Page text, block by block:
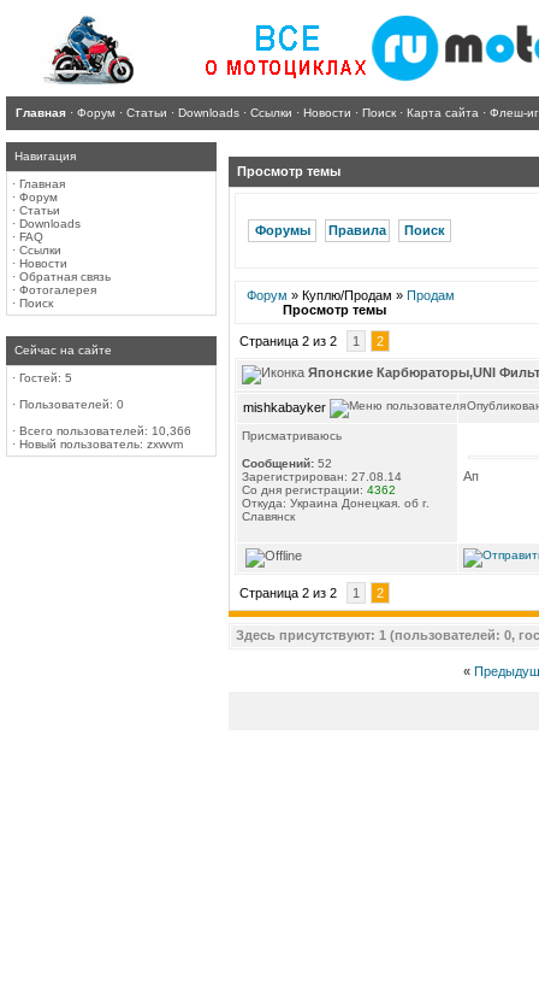
Главная · Форум · Статьи · Downloads · Ссылки · Новости · Поиск · Карта сайта · Флеш-
Навигация
· Главная
· Форум
· Статьи
· Downloads
· FAQ
· Ссылки
· Новости
· Обратная связь
· Фотогалерея
· Поиск
Сейчас на сайте
· Гостей: 5
· Пользователей: 0
· Всего пользователей: 10,366
· Новый пользователь: zxwvm
Просмотр темы
Форумы Правила Поиск
Форум » Куплю/Продам » Продам
Просмотр темы
Страница 2 из 2 1 2
Японские Карбюраторы,UNI
mishkabayker
Присматриваюсь
Сообщений: 52
Зарегистрирован: 27.08.14
Со дня регистрации: 4362
Откуда: Украина Донецкая. об г.
Славянск
Ап
Страница 2 из 2 1 2
Здесь присутствуют: 1 (пользователей: 0,
«